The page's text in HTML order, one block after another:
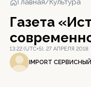
Главная/Культура
Газета
13:22 (UTC+5), 27 АПРЕЛЯ 2018
IMPORT СЕРВИСНЫЙ